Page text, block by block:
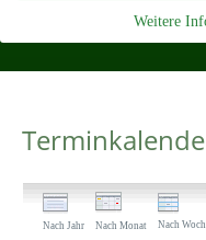
Nach Jahr Nach Monat Nach
Weitere